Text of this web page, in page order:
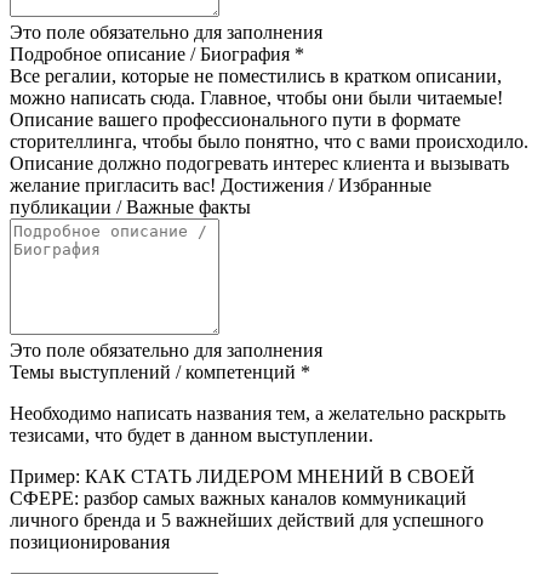
Это поле обязательно для заполнения
Подробное описание / Биография *
Все регалии, которые не поместились в кратком описании,
можно написать сюда. Главное, чтобы они были читаемые!
Описание вашего профессионального пути в формате
сторителлинга, чтобы было понятно, что с вами происходило.
Описание должно подогревать интерес клиента и вызывать
желание пригласить вас! Достижения / Избранные
публикации / Важные факты
Это поле обязательно для заполнения
Темы выступлений / компетенций *
Необходимо написать названия тем, а желательно раскрыть
тезисами, что будет в данном выступлении.
Пример: КАК СТАТЬ ЛИДЕРОМ МНЕНИЙ В СВОЕЙ
СФЕРЕ: разбор самых важных каналов коммуникаций
личного бренда и 5 важнейших действий для успешного
позиционирования